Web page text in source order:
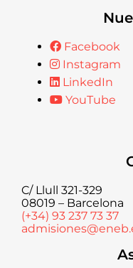
Facebook
Instagram
LinkedIn
YouTube
C/ Llull 321-329
08019 – Barcelona
(+34) 93 237 73 37